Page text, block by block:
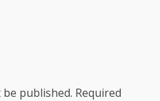
published. Required